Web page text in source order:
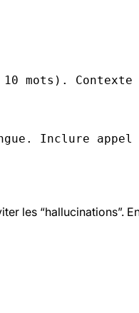
Inclure